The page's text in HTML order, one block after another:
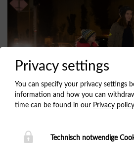
Privacy settings
You can specify your privacy settings
information and how you can
time can be found in our Privacy policy
Technisch notwendige